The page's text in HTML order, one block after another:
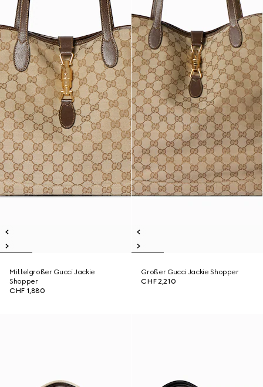
Mittelgroßer Gucci Jackie
Shopper
CHF 1,880
Großer Gucci Jackie Shopper
CHF 2,210